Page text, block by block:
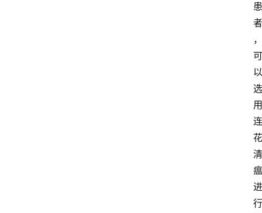
患
者
，
可
以
选
用
连
花
清
瘟
进
行